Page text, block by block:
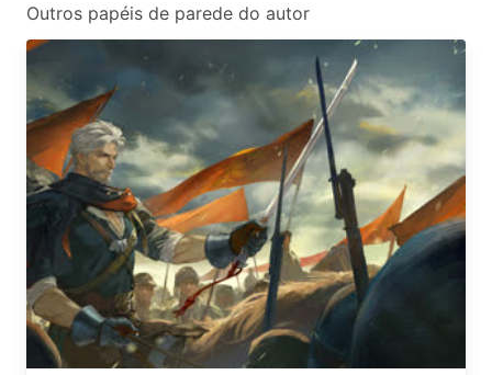
Outros papéis de parede do autor